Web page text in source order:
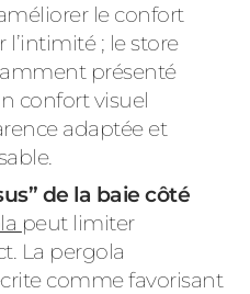
le confort
l’intimité ; le store
présenté
confort visuel
adaptée et
de la baie côté
peut limiter
La pergola
comme favorisant